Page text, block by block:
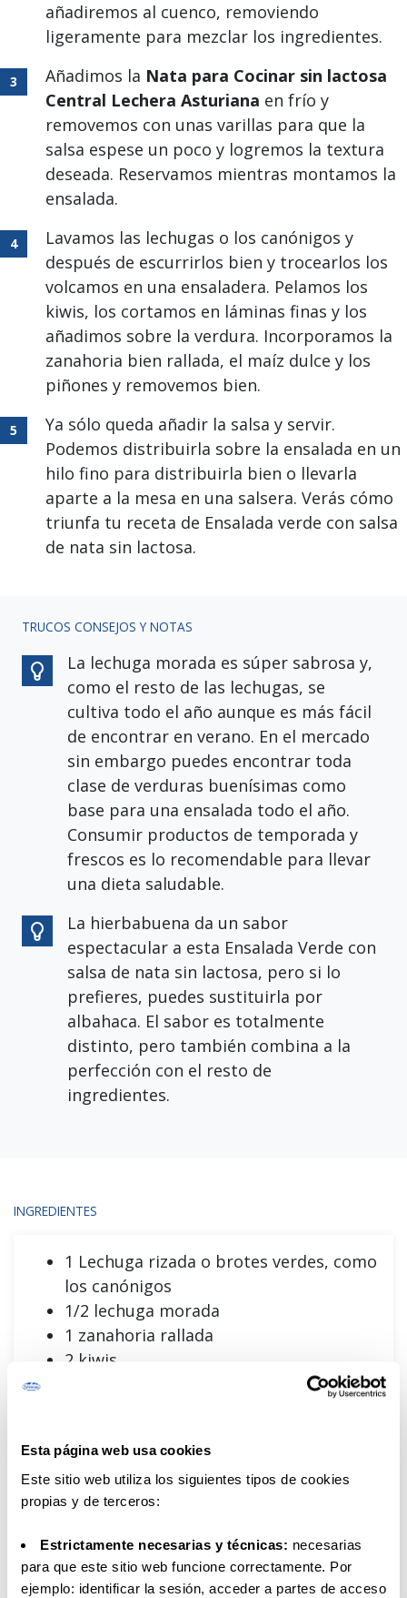
Esta página web usa cookies
Este sitio web utiliza los siguientes tipos de cookies
propias y de terceros:
Estrictamente necesarias y técnicas: necesarias
para que este sitio web funcione correctamente. Por
ejemplo: identificar la sesión, acceder a partes de acceso
añadiremos al cuenco, removiendo
ligeramente para mezclar los ingredientes.
Añadimos la Nata para Cocinar sin lactosa
Central Lechera Asturiana en frío y
removemos con unas varillas para que la
salsa espese un poco y logremos la textura
deseada. Reservamos mientras montamos la
ensalada.
Lavamos las lechugas o los canónigos y
después de escurrirlos bien y trocearlos los
volcamos en una ensaladera. Pelamos los
kiwis, los cortamos en láminas finas y los
añadimos sobre la verdura. Incorporamos la
zanahoria bien rallada, el maíz dulce y los
piñones y removemos bien.
Ya sólo queda añadir la salsa y servir.
Podemos distribuirla sobre la ensalada en un
hilo fino para distribuirla bien o llevarla
aparte a la mesa en una salsera. Verás cómo
triunfa tu receta de Ensalada verde con salsa
de nata sin lactosa.
TRUCOS CONSEJOS Y NOTAS
La lechuga morada es súper sabrosa y,
como el resto de las lechugas, se
cultiva todo el año aunque es más fácil
de encontrar en verano. En el mercado
sin embargo puedes encontrar toda
clase de verduras buenísimas como
base para una ensalada todo el año.
Consumir productos de temporada y
frescos es lo recomendable para llevar
una dieta saludable.
La hierbabuena da un sabor
espectacular a esta Ensalada Verde con
salsa de nata sin lactosa, pero si lo
prefieres, puedes sustituirla por
albahaca. El sabor es totalmente
distinto, pero también combina a la
perfección con el resto de
ingredientes.
INGREDIENTES
1 Lechuga rizada o brotes verdes, como
los canónigos
1/2 lechuga morada
1 zanahoria rallada
2 kiwis
Nata para cocinar Sin Lactosa Central
50 g de piñones
1 cucharadita de azúcar
Sal y pimienta
Pimienta